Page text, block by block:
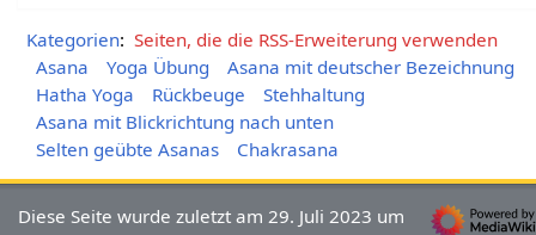
Kategorien: Seiten, die die RSS-Erweiterung verwenden
Asana
Yoga Übung
Asana mit deutscher Bezeichnung
Hatha Yoga
Rückbeuge
Stehhaltung
Asana mit Blickrichtung nach unten
Selten geübte Asanas
Chakrasana
Diese Seite wurde zuletzt am 29. Juli 2023 um